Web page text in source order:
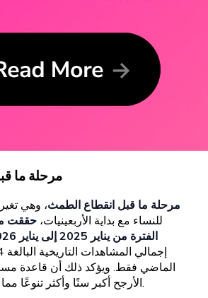
مرحلة ما
مرحلة ما قبل انقطاع الطمث، وهي
للنساء مع بداية الأربعينيات، حققت
الفترة من يناير 2025 إلى يناير 2026
الماضي فقط. ويؤكد ذلك أن قاعدة
الأرجح أكبر سنًا وأكثر تنوعًا مما يعتقده معظم الناس.